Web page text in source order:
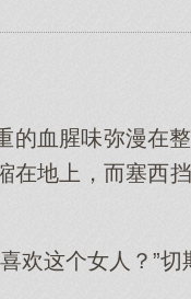
的血腥味弥漫在
在地上，而塞西
欢这个女人？”